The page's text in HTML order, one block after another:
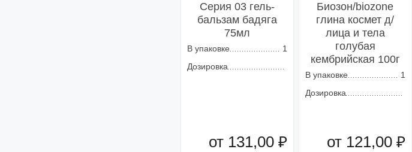
Серия 03 гель-
бальзам бадяга
75мл
В упаковке
1
Дозировка
от 131,00 ₽
Биозон/biozone
глина космет д/
лица и тела
голубая
кембрийская 100г
В упаковке
1
Дозировка
от 121,00 ₽